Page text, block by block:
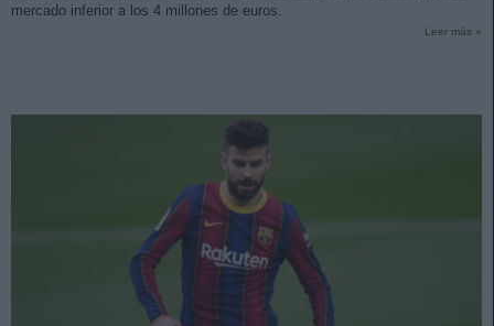
mercado inferior a los 4 millones de euros.
Leer más »